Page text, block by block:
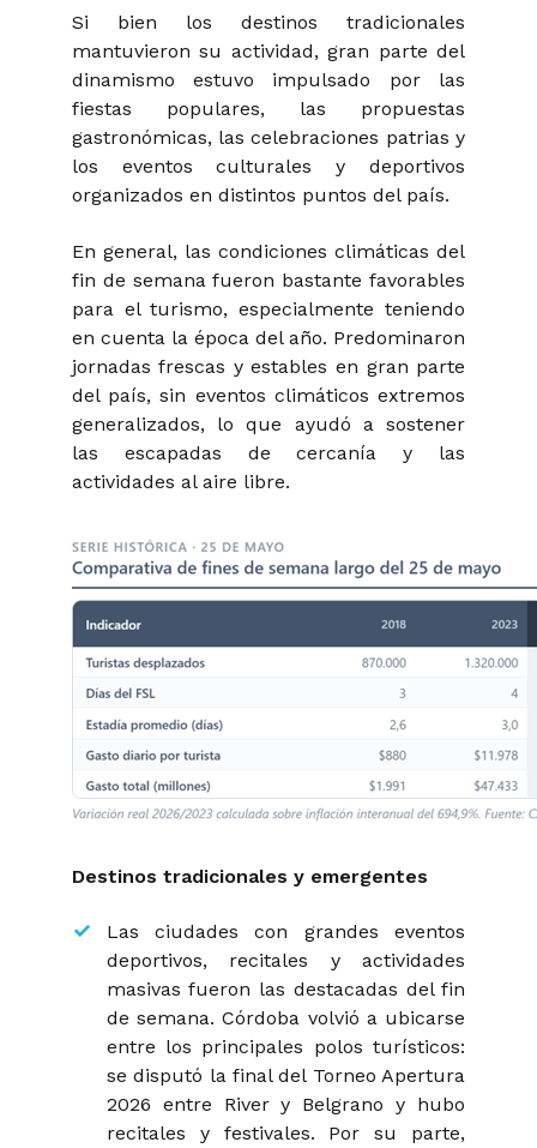
Si bien los destinos tradicionales
mantuvieron su actividad, gran parte del
dinamismo estuvo impulsado por las
fiestas populares, las propuestas
gastronómicas, las celebraciones patrias y
los eventos culturales y deportivos
organizados en distintos puntos del país.
En general, las condiciones climáticas del
fin de semana fueron bastante favorables
para el turismo, especialmente teniendo
en cuenta la época del año. Predominaron
jornadas frescas y estables en gran parte
del país, sin eventos climáticos extremos
generalizados, lo que ayudó a sostener
las escapadas de cercanía y las
actividades al aire libre.
Destinos tradicionales y emergentes
Las ciudades con grandes eventos
deportivos, recitales y actividades
masivas fueron las destacadas del fin
de semana. Córdoba volvió a ubicarse
entre los principales polos turísticos:
se disputó la final del Torneo Apertura
2026 entre River y Belgrano y hubo
recitales y festivales. Por su parte,